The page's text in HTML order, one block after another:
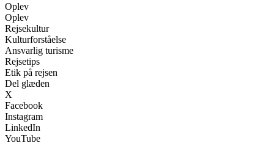
Oplev
Oplev
Rejsekultur
Kulturforståelse
Ansvarlig turisme
Rejsetips
Etik på rejsen
Del glæden
X
Facebook
Instagram
LinkedIn
YouTube